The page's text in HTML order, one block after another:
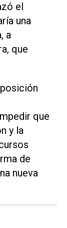
el
una
a
que
que
y la
de
nueva